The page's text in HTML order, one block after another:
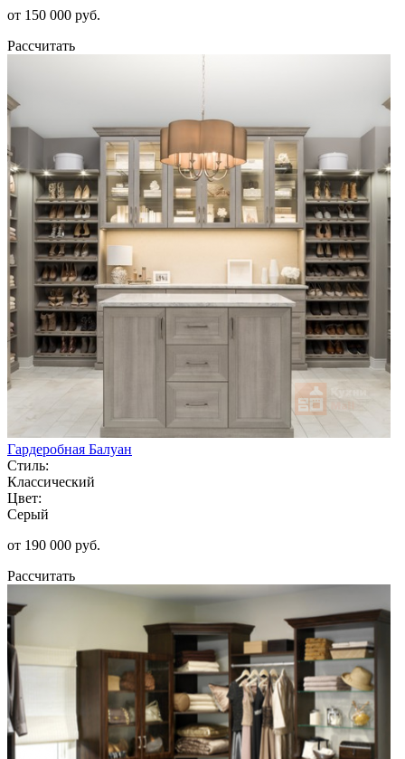
от 150 000 руб.
Рассчитать
Гардеробная Балуан
Стиль:
Классический
Цвет:
Серый
от 190 000 руб.
Рассчитать